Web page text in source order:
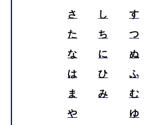
さ
し す
た
ち つ
な
に ぬ
は
ひ ふ
ま
み む
や
ゆ